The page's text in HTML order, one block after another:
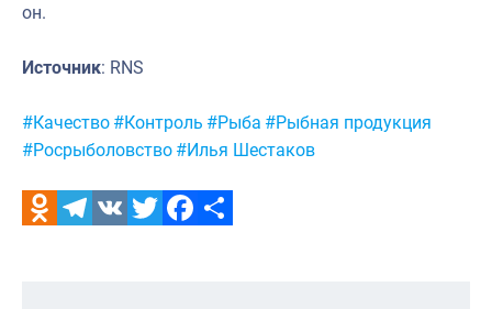
он.
Источник: RNS
Метки:
#Качество #Контроль #Рыба #Рыбная продукция
#Росрыболовство #Илья Шестаков